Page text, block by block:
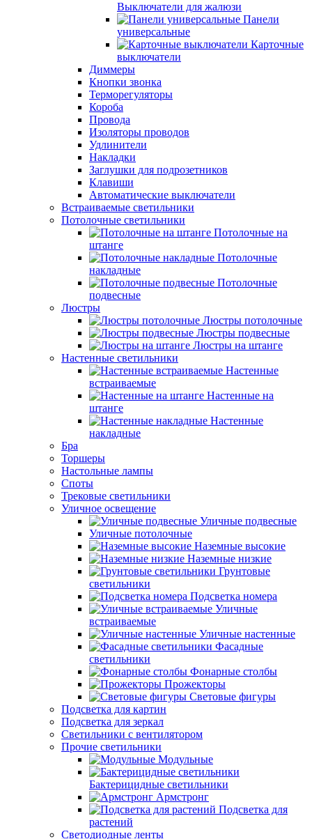
Выключатели для жалюзи
Панели
универсальные
Карточные
выключатели
Диммеры
Кнопки звонка
Терморегуляторы
Короба
Провода
Изоляторы проводов
Удлинители
Накладки
Заглушки для подрозетников
Клавиши
Автоматические выключатели
Встраиваемые светильники
Потолочные светильники
Потолочные на
штанге
Потолочные
накладные
Потолочные
подвесные
Люстры
Люстры потолочные
Люстры подвесные
Люстры на штанге
Настенные светильники
Настенные
встраиваемые
Настенные на
штанге
Настенные
накладные
Бра
Торшеры
Настольные лампы
Споты
Трековые светильники
Уличное освещение
Уличные подвесные
Уличные потолочные
Наземные высокие
Наземные низкие
Грунтовые
светильники
Подсветка номера
Уличные
встраиваемые
Уличные настенные
Фасадные
светильники
Фонарные столбы
Прожекторы
Световые фигуры
Подсветка для картин
Подсветка для зеркал
Светильники с вентилятором
Прочие светильники
Модульные
Бактерицидные светильники
Армстронг
Подсветка для
растений
Светодиодные ленты